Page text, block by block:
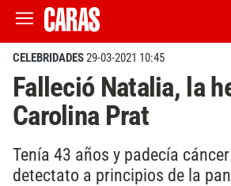
CELEBRIDADES29-03-2021 10:45
Falleció Natalia, la
Carolina Prat
Tenía 43 años y padecía
detectato a principios de la